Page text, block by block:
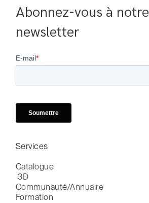
Abonnez-vous à notre
newsletter
Services
Catalogue
3D
Communauté/Annuaire
Formation